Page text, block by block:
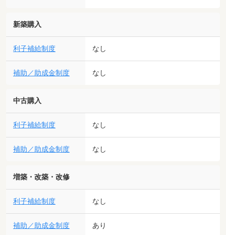
新築購入
利子補給制度 なし
補助／助成金制度 なし
中古購入
利子補給制度 なし
補助／助成金制度 なし
増築・改築・改修
利子補給制度 なし
補助／助成金制度 あり